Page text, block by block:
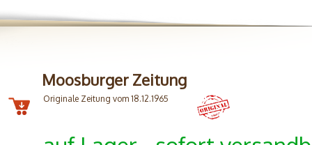
Moosburger Zeitung
Originale Zeitung vom 18.12.1965